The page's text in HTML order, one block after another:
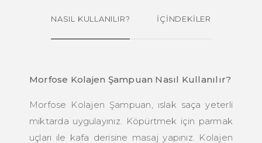
NASIL KULLANILIR? İÇİNDEKİLER
Morfose Kolajen Şampuan Nasıl Kullanılır?
Morfose Kolajen Şampuan, ıslak saça yeterli
miktarda uygulayınız. Köpürtmek için parmak
uçları ile kafa derisine masaj yapınız. Kolajen